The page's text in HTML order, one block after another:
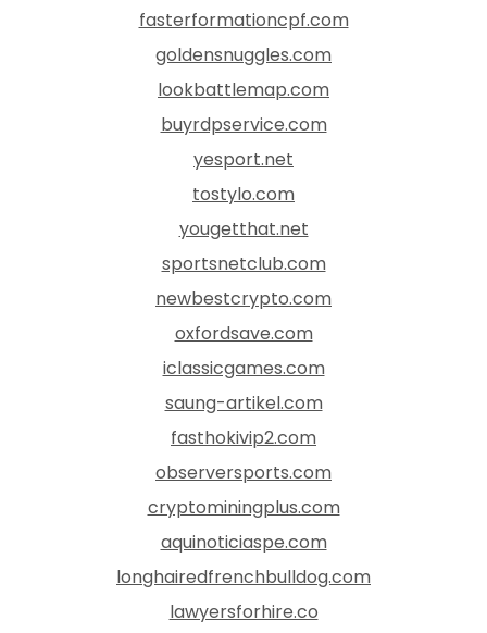
fasterformationcpf.com
goldensnuggles.com
lookbattlemap.com
buyrdpservice.com
yesport.net
tostylo.com
yougetthat.net
sportsnetclub.com
newbestcrypto.com
oxfordsave.com
iclassicgames.com
saung-artikel.com
fasthokivip2.com
observersports.com
cryptominingplus.com
aquinoticiaspe.com
longhairedfrenchbulldog.com
lawyersforhire.co